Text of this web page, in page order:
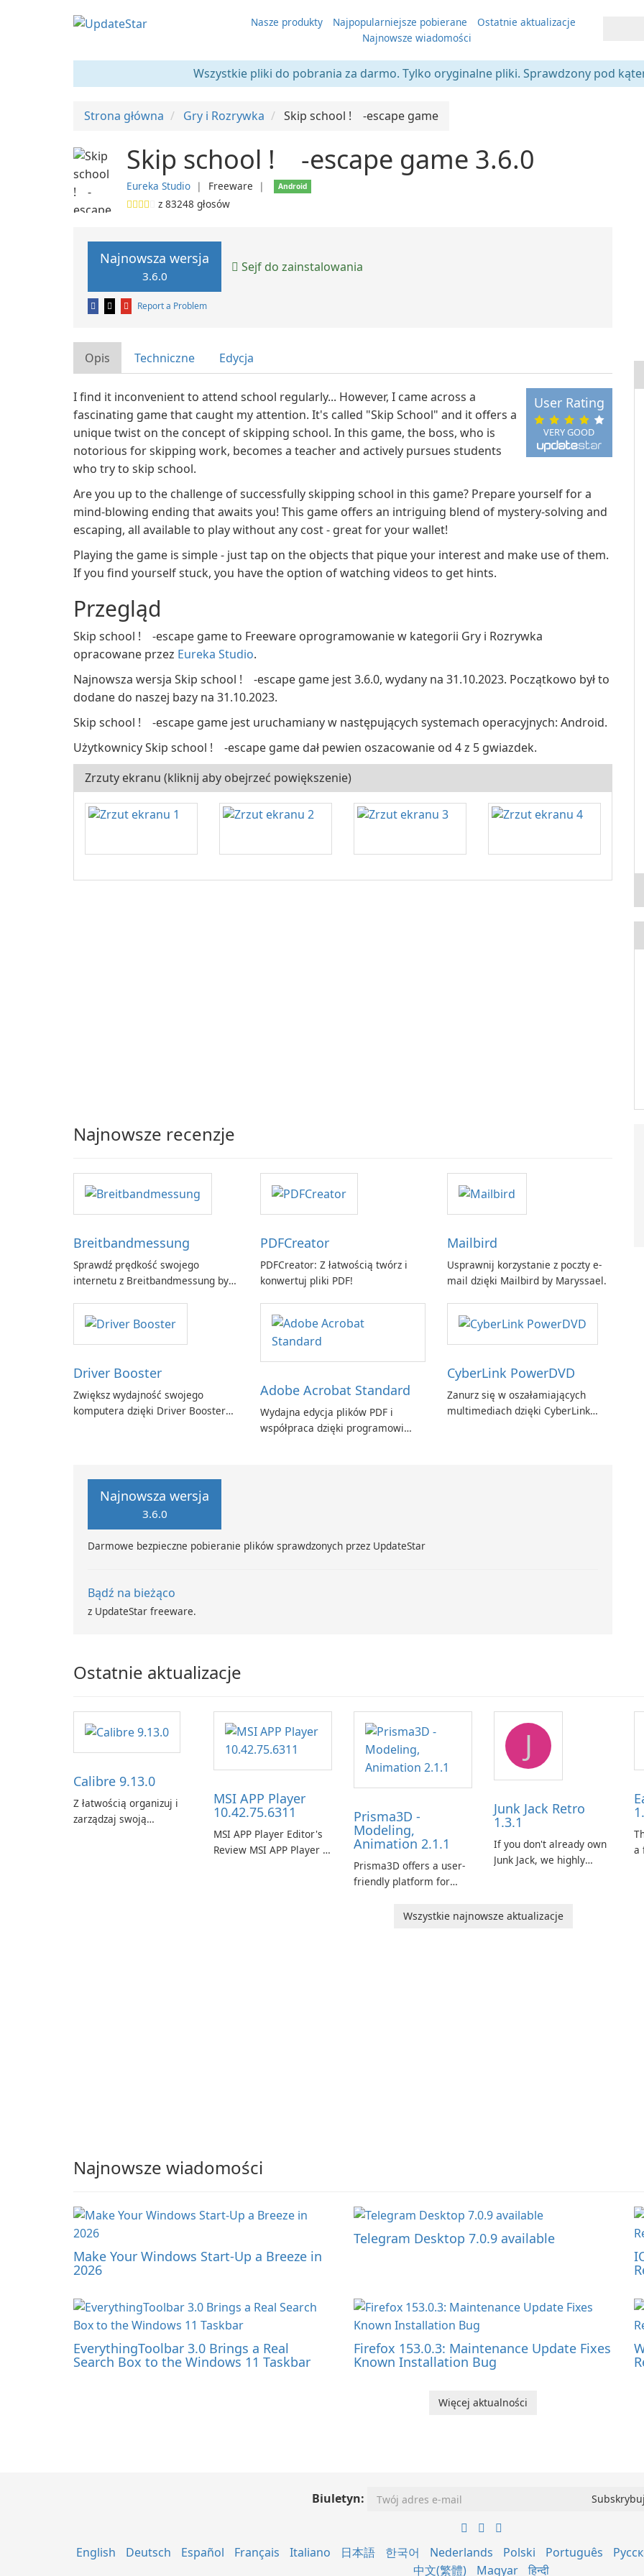
Nasze produkty Najpopularniejsze pobierane
Ostatnie aktualizacje
Najnowsze wiadomości
Wszystkie pliki do pobrania za darmo. Tylko oryginalne pliki. Sprawdzony pod
Strona główna Gry i Rozrywka Skip school ! -escape game
Skip school ! -escape game 3.6.0
Eureka Studio ❘ Freeware ❘ Android
z 83248 głosów
Najnowsza wersja
3.6.0
Sejf do zainstalowania
Report a Problem
Opis Techniczne Edycja
VERY GOOD
User Rating
I find it inconvenient to attend school regularly... However, I came across a
fascinating game that caught my attention. It's called "Skip School" and it offers a
unique twist on the concept of skipping school. In this game, the boss, who is
notorious for skipping work, becomes a teacher and actively pursues students
who try to skip school.
Are you up to the challenge of successfully skipping school in this game? Prepare yourself for a
mind-blowing ending that awaits you! This game offers an intriguing blend of mystery-solving and
escaping, all available to play without any cost - great for your wallet!
Playing the game is simple - just tap on the objects that pique your interest and make use of them.
If you find yourself stuck, you have the option of watching videos to get hints.
Przegląd
Skip school ! -escape game to Freeware oprogramowanie w kategorii Gry i Rozrywka
opracowane przez Eureka Studio.
Najnowsza wersja Skip school ! -escape game jest 3.6.0, wydany na 31.10.2023. Początkowo był to
dodane do naszej bazy na 31.10.2023.
Skip school ! -escape game jest uruchamiany w następujących systemach operacyjnych: Android.
Użytkownicy Skip school ! -escape game dał pewien oszacowanie od 4 z 5 gwiazdek.
Zrzuty ekranu (kliknij aby obejrzeć powiększenie)
Najnowsze recenzje
Breitbandmessung
Sprawdź prędkość swojego
internetu z Breitbandmessung by
PDFCreator
PDFCreator: Z łatwością twórz i
konwertuj pliki PDF!
Mailbird
Usprawnij korzystanie z poczty e-
mail dzięki Mailbird by Maryssael.
Driver Booster
Zwiększ wydajność swojego
komputera dzięki Driver Booster
Adobe Acrobat Standard
Wydajna edycja plików PDF i
współpraca dzięki programowi
CyberLink PowerDVD
Zanurz się w oszałamiających
multimediach dzięki CyberLink
Najnowsza wersja
3.6.0
Darmowe bezpieczne pobieranie plików sprawdzonych przez UpdateStar
Bądź na bieżąco
z UpdateStar freeware.
Ostatnie aktualizacje
Calibre 9.13.0
Z łatwością organizuj i
zarządzaj swoją
MSI APP Player
10.42.75.6311
MSI APP Player Editor's
Review MSI APP Player is
Prisma3D -
Modeling,
Animation 2.1.1
Prisma3D offers a user-
friendly platform for
bring their imagination
J
Junk Jack Retro
1.3.1
If you don't already own
Junk Jack, we highly
game is where it all
a
Wszystkie najnowsze aktualizacje
Najnowsze wiadomości
Make Your Windows Start-Up a Breeze in
2026
Telegram Desktop 7.0.9 available
EverythingToolbar 3.0 Brings a Real
Search Box to the Windows 11 Taskbar
Firefox 153.0.3: Maintenance Update Fixes
Known Installation Bug
Więcej aktualności
Biuletyn:
English Deutsch Español Français Italiano 日本語 한국어 Nederlands Polski Português
中文(繁體)
Magyar हिन्दी